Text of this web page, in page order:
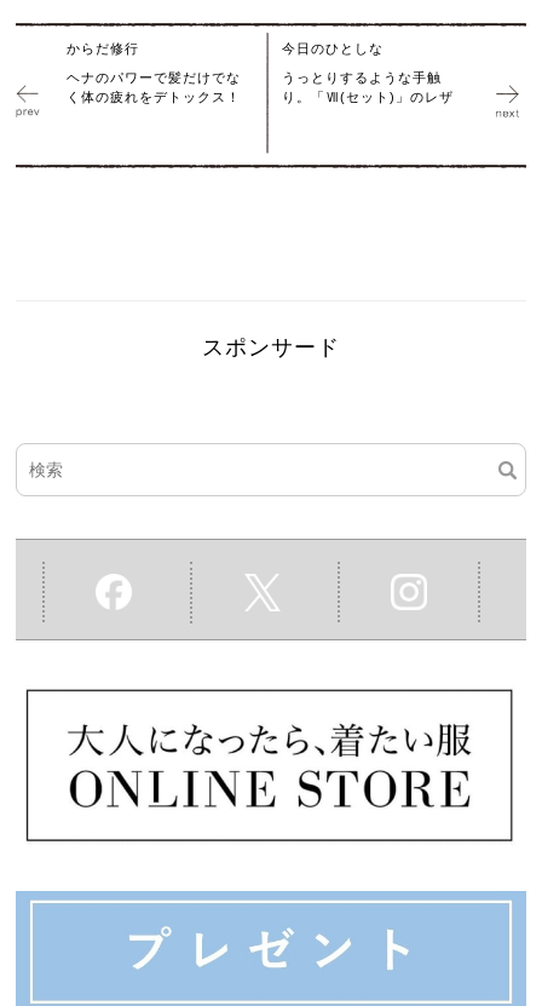
からだ修行
ヘナのパワーで髪だけでな
く体の疲れをデトックス！
今日のひとしな
うっとりするような手触
り。「Ⅶ(セット)」のレザ
スポンサード